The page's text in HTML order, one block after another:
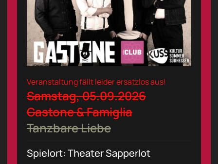
Veranstaltung fällt leider ersatzlos aus!
Samstag, 05.09.2026
Gastone & Famiglia
Tanzbare Liebe
Spielort: Theater Sapperlot